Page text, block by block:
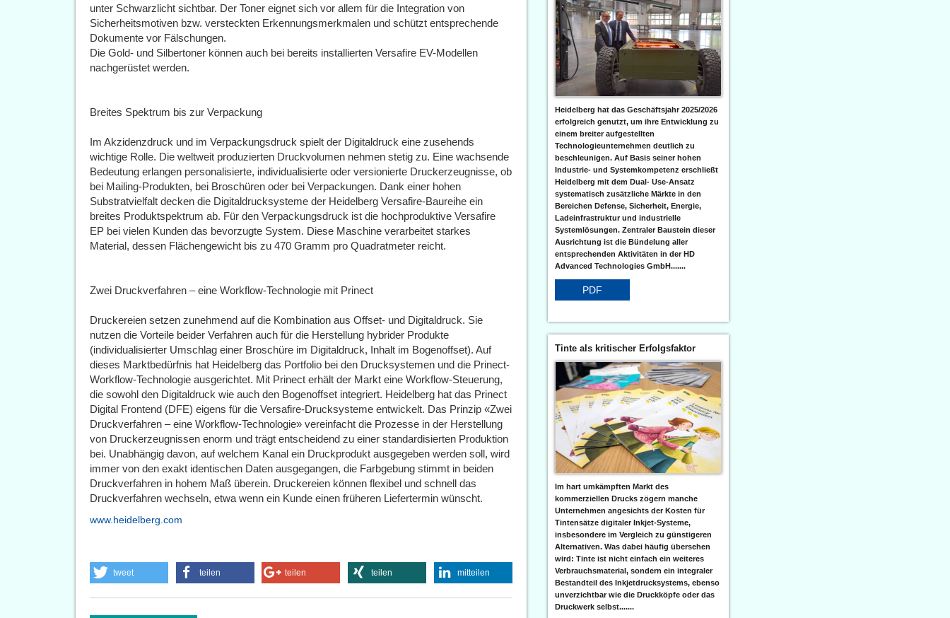
unter Schwarzlicht sichtbar. Der Toner eignet sich vor allem für die Integration von
Sicherheitsmotiven bzw. versteckten Erkennungsmerkmalen und schützt entsprechende
Dokumente vor Fälschungen.
Die Gold- und Silbertoner können auch bei bereits installierten Versafire EV-Modellen
nachgerüstet werden.
Breites Spektrum bis zur Verpackung
Im Akzidenzdruck und im Verpackungsdruck spielt der Digitaldruck eine zusehends
wichtige Rolle. Die weltweit produzierten Druckvolumen nehmen stetig zu. Eine wachsende
Bedeutung erlangen personalisierte, individualisierte oder versionierte Druckerzeugnisse, ob
bei Mailing-Produkten, bei Broschüren oder bei Verpackungen. Dank einer hohen
Substratvielfalt decken die Digitaldrucksysteme der Heidelberg Versafire-Baureihe ein
breites Produktspektrum ab. Für den Verpackungsdruck ist die hochproduktive Versafire
EP bei vielen Kunden das bevorzugte System. Diese Maschine verarbeitet starkes
Material, dessen Flächengewicht bis zu 470 Gramm pro Quadratmeter reicht.
Zwei Druckverfahren – eine Workflow-Technologie mit Prinect
Druckereien setzen zunehmend auf die Kombination aus Offset- und Digitaldruck. Sie
nutzen die Vorteile beider Verfahren auch für die Herstellung hybrider Produkte
(individualisierter Umschlag einer Broschüre im Digitaldruck, Inhalt im Bogenoffset). Auf
dieses Marktbedürfnis hat Heidelberg das Portfolio bei den Drucksystemen und die Prinect-
Workflow-Technologie ausgerichtet. Mit Prinect erhält der Markt eine Workflow-Steuerung,
die sowohl den Digitaldruck wie auch den Bogenoffset integriert. Heidelberg hat das Prinect
Digital Frontend (DFE) eigens für die Versafire-Drucksysteme entwickelt. Das Prinzip «Zwei
Druckverfahren – eine Workflow-Technologie» vereinfacht die Prozesse in der Herstellung
von Druckerzeugnissen enorm und trägt entscheidend zu einer standardisierten Produktion
bei. Unabhängig davon, auf welchem Kanal ein Druckprodukt ausgegeben werden soll, wird
immer von den exakt identischen Daten ausgegangen, die Farbgebung stimmt in beiden
Druckverfahren in hohem Maß überein. Druckereien können flexibel und schnell das
Druckverfahren wechseln, etwa wenn ein Kunde einen früheren Liefertermin wünscht.
www.heidelberg.com
tweet teilen teilen teilen mitteilen
Heidelberg hat das Geschäftsjahr 2025/2026
erfolgreich genutzt, um ihre Entwicklung zu
einem breiter aufgestellten
Technologieunternehmen deutlich zu
beschleunigen. Auf Basis seiner hohen
Industrie- und Systemkompetenz erschließt
Heidelberg mit dem Dual- Use-Ansatz
systematisch zusätzliche Märkte in den
Bereichen Defense, Sicherheit, Energie,
Ladeinfrastruktur und industrielle
Systemlösungen. Zentraler Baustein dieser
Ausrichtung ist die Bündelung aller
entsprechenden Aktivitäten in der HD
Advanced Technologies GmbH.......
PDF
Tinte als kritischer Erfolgsfaktor
Im hart umkämpften Markt des
kommerziellen Drucks zögern manche
Unternehmen angesichts der Kosten für
Tintensätze digitaler Inkjet-Systeme,
insbesondere im Vergleich zu günstigeren
Alternativen. Was dabei häufig übersehen
wird: Tinte ist nicht einfach ein weiteres
Verbrauchsmaterial, sondern ein integraler
Bestandteil des Inkjetdrucksystems, ebenso
unverzichtbar wie die Druckköpfe oder das
Druckwerk selbst.......